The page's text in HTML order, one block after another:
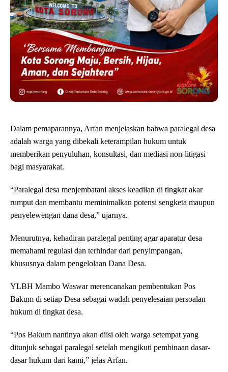
Dalam pemaparannya, Arfan menjelaskan bahwa paralegal desa
adalah warga yang dibekali keterampilan hukum untuk
memberikan penyuluhan, konsultasi, dan mediasi non-litigasi
bagi masyarakat.
“Paralegal desa menjembatani akses keadilan di tingkat akar
rumput dan membantu meminimalkan potensi sengketa maupun
penyelewengan dana desa,” ujarnya.
Menurutnya, kehadiran paralegal penting agar aparatur desa
memahami regulasi dan terhindar dari penyimpangan,
khususnya dalam pengelolaan Dana Desa.
YLBH Mambo Waswar merencanakan pembentukan Pos
Bakum di setiap Desa sebagai wadah penyelesaian persoalan
hukum di tingkat desa.
“Pos Bakum nantinya akan diisi oleh warga setempat yang
ditunjuk sebagai paralegal setelah mengikuti pembinaan dasar-
dasar hukum dari kami,” jelas Arfan.